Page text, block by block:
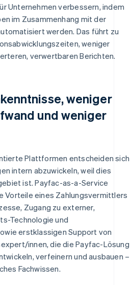
Unternehmen verbessern, indem
im Zusammenhang mit der
werden. Das führt zu
weniger
verwertbaren Berichten.
weniger
und weniger
Plattformen entscheiden sich
intern abzuwickeln, weil dies
ist. Payfac-as-a-Service
Vorteile eines Zahlungsvermittlers
Zugang zu externer,
Technologie und
erstklassigen Support von
innen, die die Payfac-Lösung
verfeinern und ausbauen –
Fachwissen.